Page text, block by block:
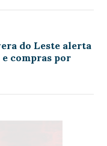
do Leste alerta
compras por